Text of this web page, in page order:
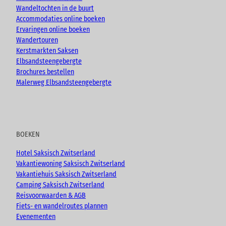
m
Wandeltochten in de buurt
Accommodaties online boeken
Ervaringen online boeken
Wandertouren
Kerstmarkten Saksen
Elbsandsteengebergte
Brochures bestellen
Malerweg Elbsandsteengebergte
BOEKEN
Hotel Saksisch Zwitserland
Vakantiewoning Saksisch Zwitserland
Vakantiehuis Saksisch Zwitserland
Camping Saksisch Zwitserland
Reisvoorwaarden & AGB
Fiets- en wandelroutes plannen
Evenementen